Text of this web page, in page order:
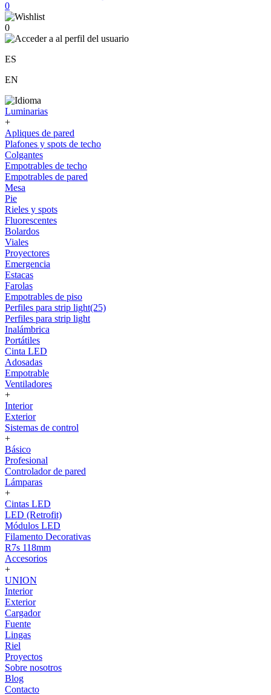
0
0
ES
EN
Luminarias
+
Apliques de pared
Plafones y spots de techo
Colgantes
Empotrables de techo
Empotrables de pared
Mesa
Pie
Rieles y spots
Fluorescentes
Bolardos
Viales
Proyectores
Emergencia
Estacas
Farolas
Empotrables de piso
Perfiles para strip light(25)
Perfiles para strip light
Inalámbrica
Portátiles
Cinta LED
Adosadas
Empotrable
Ventiladores
+
Interior
Exterior
Sistemas de control
+
Básico
Profesional
Controlador de pared
Lámparas
+
Cintas LED
LED (Retrofit)
Módulos LED
Filamento Decorativas
R7s 118mm
Accesorios
+
UNION
Interior
Exterior
Cargador
Fuente
Lingas
Riel
Proyectos
Sobre nosotros
Blog
Contacto